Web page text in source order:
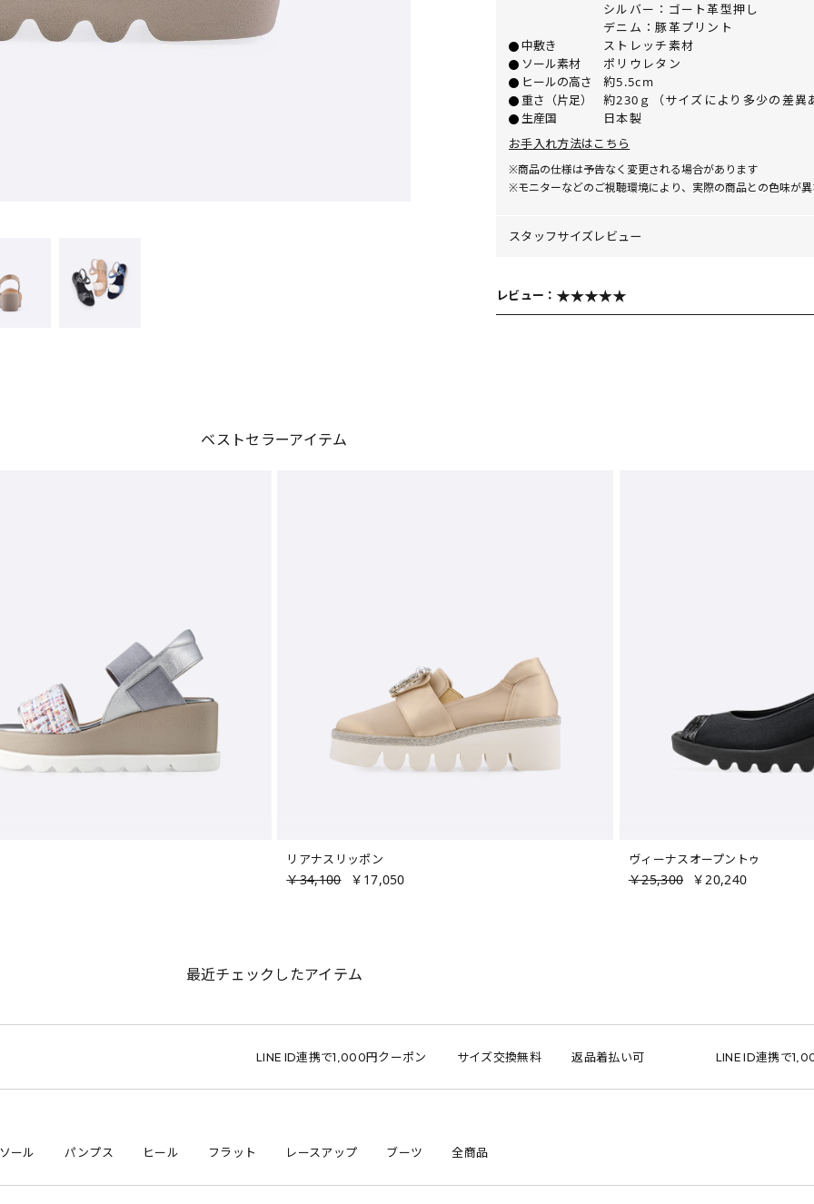
シルバー：ゴート革型押し
デニム：豚革プリント
中敷き
ストレッチ素材
ソール素材
ポリウレタン
ヒールの高さ
約5.5cm
重さ（片足）
約230ｇ（サイズにより多少の差異
生産国
日本製
お手入れ方法はこちら
※商品の仕様は予告なく変更される場合があります
※モニターなどのご視聴環境により、実際の商品との色味が
スタッフサイズレビュー
レビュー：
ベストセラーアイテム
リアナスリッポン
￥34,100 ￥17,050
ヴィーナスオープントゥ
￥25,300 ￥20,240
最近チェックしたアイテム
LINE ID連携で1,000円クーポン サイズ交換無料 返品着払い可 LINE ID連携で1,000円クー
ール パンプス ヒール フラット レースアップ ブーツ 全商品